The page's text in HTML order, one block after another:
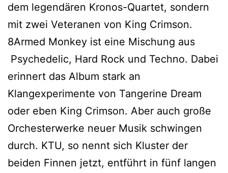
dem legendären Kronos-Quartet, sondern
mit zwei Veteranen von King Crimson.
8Armed Monkey ist eine Mischung aus
Psychedelic, Hard Rock und Techno. Dabei
erinnert das Album stark an
Klangexperimente von Tangerine Dream
oder eben King Crimson. Aber auch große
Orchesterwerke neuer Musik schwingen
durch. KTU, so nennt sich Kluster der
beiden Finnen jetzt, entführt in fünf langen